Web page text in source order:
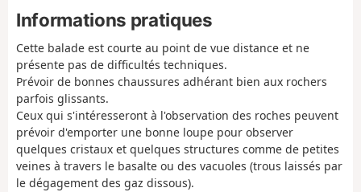
Informations pratiques
Cette balade est courte au point de vue distance et ne
présente pas de difficultés techniques.
Prévoir de bonnes chaussures adhérant bien aux rochers
parfois glissants.
Ceux qui s'intéresseront à l'observation des roches peuvent
prévoir d'emporter une bonne loupe pour observer
quelques cristaux et quelques structures comme de petites
veines à travers le basalte ou des vacuoles (trous laissés par
le dégagement des gaz dissous).